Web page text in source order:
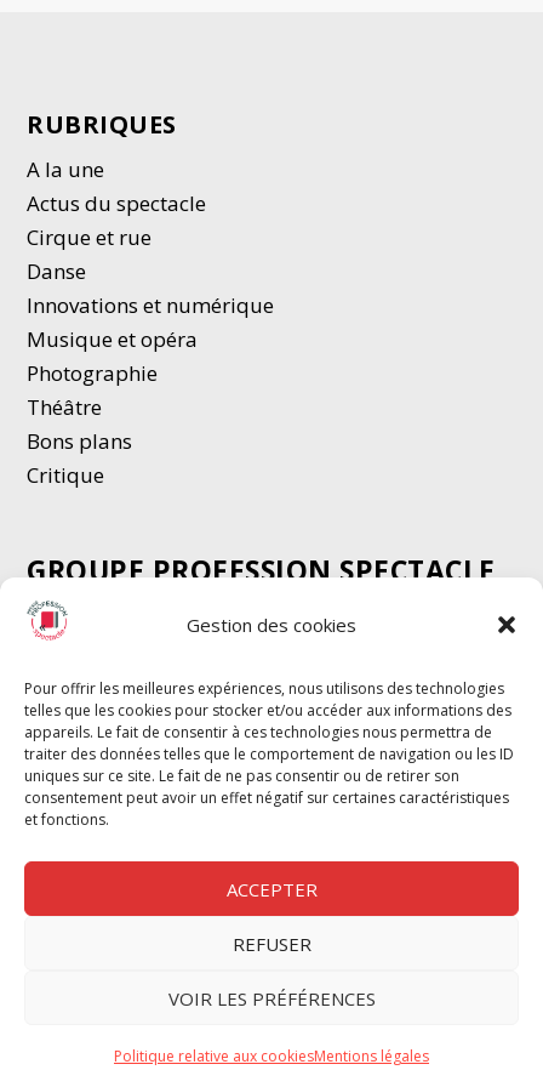
Gestion des cookies
Pour offrir les meilleures expériences, nous utilisons des technologies
telles que les cookies pour stocker et/ou accéder aux informations des
appareils. Le fait de consentir à ces technologies nous permettra de
traiter des données telles que le comportement de navigation ou les ID
uniques sur ce site. Le fait de ne pas consentir ou de retirer son
consentement peut avoir un effet négatif sur certaines caractéristiques
et fonctions.
ACCEPTER
REFUSER
VOIR LES PRÉFÉRENCES
Politique relative aux cookiesMentions légales
RUBRIQUES
A la une
Actus du spectacle
Cirque et rue
Danse
Innovations et numérique
Musique et opéra
Photographie
Théâtre
Bons plans
Critique
GROUPE PROFESSION SPECTACLE
Chèque Intermittents
Chèque Compta
Chèque Emploi Spectacle
G-Pods
Profession Audio-visuel
Le Cahier Pro
Suivre Suivre
Nous contacter